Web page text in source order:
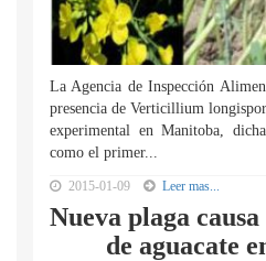
La Agencia de Inspección
presencia de Verticillium
experimental en Manitoba,
como el primer...
2015-01-09 Leer mas...
Nueva plaga
de aguacate